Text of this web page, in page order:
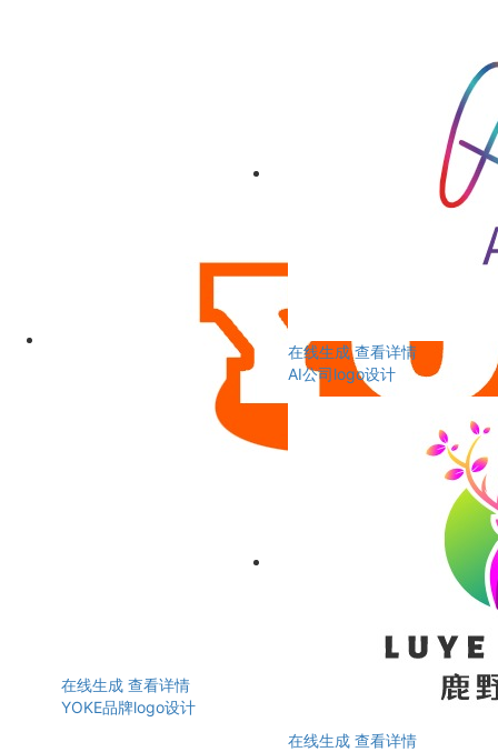
在线生成 查看详情
YOKE品牌logo设计
在线生成 查看详情
AI公司logo设计
在线生成 查看详情